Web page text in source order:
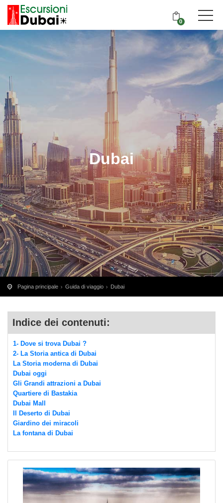
0
Dubai
Pagina principale Guida di viaggio Dubai
Indice dei contenuti:
1- Dove si trova Dubai ?
2- La Storia antica di Dubai
La Storia moderna di Dubai
Dubai oggi
Gli Grandi attrazioni a Dubai
Quartiere di Bastakia
Dubai Mall
Il Deserto di Dubai
Giardino dei miracoli
La fontana di Dubai